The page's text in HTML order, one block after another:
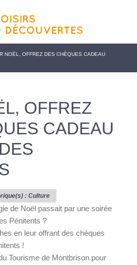
NOËL, OFFREZ DES CHÈQUES CADEAU
OFFREZ
CADEAU
: Culture
de Noël passait par une soirée
Pénitents ?
en leur offrant des chèques
!
Tourisme de Montbrison pour